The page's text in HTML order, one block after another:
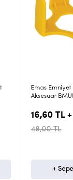
Emas
Baskılı Etiket
63,50 TL
183,60 TL
+